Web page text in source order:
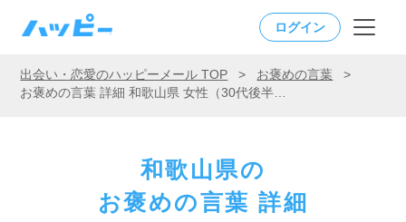
ログイン
出会い・恋愛のハッピーメール TOP > お褒めの言葉
>
和歌山県の
お褒めの言葉 詳細